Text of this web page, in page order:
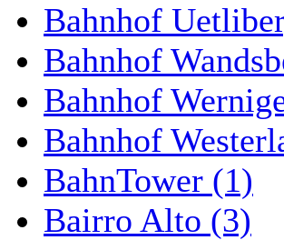
Bahnhof
Bahnhof
Bahnhof
Bahnhof
BahnTower (1)
Bairro Alto (3)